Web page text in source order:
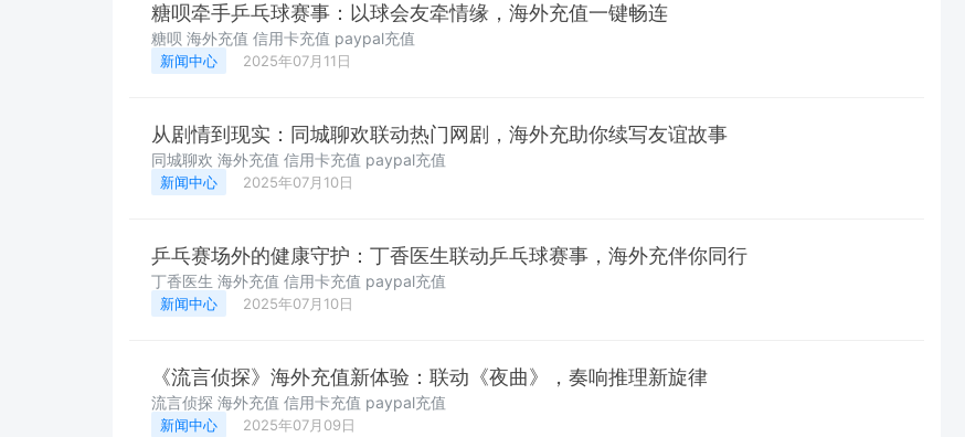
糖呗牵手乒乓球赛事：以球会友牵情缘，海外充值一键畅连
糖呗 海外充值 信用卡充值 paypal充值
新闻中心 2025年07月11日
从剧情到现实：同城聊欢联动热门网剧，海外充助你续写友谊故事
同城聊欢 海外充值 信用卡充值 paypal充值
新闻中心 2025年07月10日
乒乓赛场外的健康守护：丁香医生联动乒乓球赛事，海外充伴你同行
丁香医生 海外充值 信用卡充值 paypal充值
新闻中心 2025年07月10日
《流言侦探》海外充值新体验：联动《夜曲》，奏响推理新旋律
流言侦探 海外充值 信用卡充值 paypal充值
新闻中心 2025年07月09日